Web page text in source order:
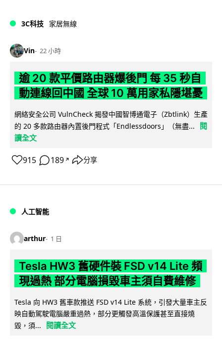
3C科技 家居無線
Vin 22 小時
逾 20 款平價路由器爆後門 每 35 秒自
動連線回中國 全球 10 萬用家私隱堪憂
網絡安全公司 VulnCheck 揭發中國智博通電子（Zbtlink）生產
的 20 多款路由器內置後門程式「Endlessdoors」（無盡...
閱
讀全文
915 189 ↗ 分享
人工智能
arthur 1 日
Tesla HW3 舊硬件裝 FSD v14 Lite 頻
現過熱 部分電腦損毀車主須自費維修
Tesla 向 HW3 舊車款推送 FSD v14 Lite 系統，引發大量車主反
映自動駕駛電腦嚴重過熱，部分更觸發高溫保護甚至直接燒
毀，須...
閱讀全文